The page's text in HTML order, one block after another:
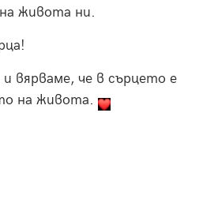
живота ни.
вярваме, че в сърцето е
на живота.